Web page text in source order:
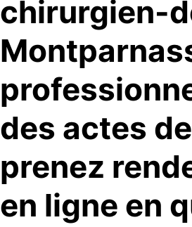
chirurgien-
des actes
prenez
en ligne en